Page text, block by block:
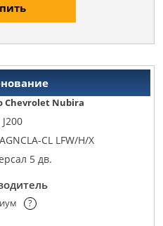
Chevrolet Nubira
J200
CL LFW/H/X
5 дв.
?